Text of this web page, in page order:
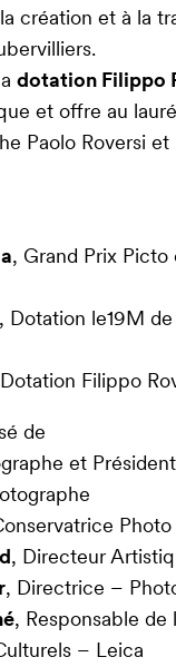
création et à la
dotation Filippo
et offre au
Paolo Roversi
, Grand Prix
Dotation le19M
Filippo
de
et
, Directeur
, Directrice –
, Responsable de
– Leica